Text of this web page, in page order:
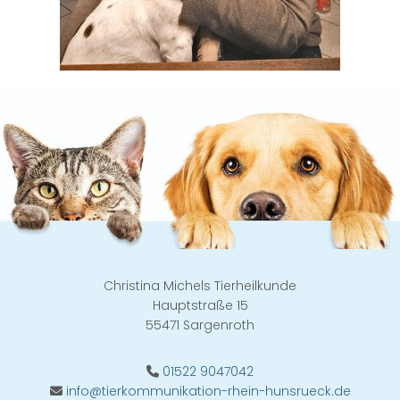
Christina Michels Tierheilkunde
Hauptstraße 15
55471 Sargenroth
 01522 9047042
 info@tierkommunikation-rhein-hunsrueck.de